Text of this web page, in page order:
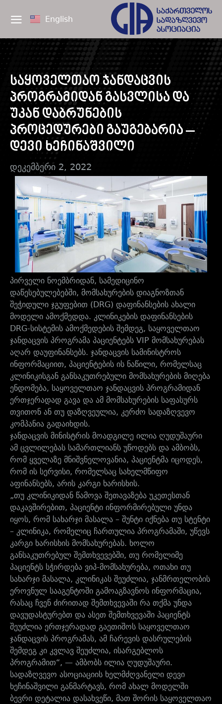
English
საყოველთაო ჯანდაცვის
პროგრამიდან გასვლისა და
უკან დაბრუნების
პროცედურები გაუგებარია –
დევი ხეჩინაშვილი
დეკემბერი 2, 2022
პირველი ნოემბრიდან, სამედიცინო
დაწესებულებებში, მომსახურების დიაგნოზთან
შეჭიდული ჯგუფებით (DRG) დაფინანსების ახალი
მოდელი ამოქმედდა. კლინიკების დაფინანსების
DRG-სისტემის ამოქმედების შემდეგ, საყოველთაო
ჯანდაცვის პროგრამა პაციენტებს VIP მომსახურებას
აღარ დაუფინანსებს. ჯანდაცვის სამინისტროს
ინფორმაციით, პაციენტების ის ნაწილი, რომელსაც
კლინიკისგან განსაკუთრებული მომსახურების მიღება
ენდომება, საყოველთაო ჯანდაცვის პროგრამიდან
ერთჯერადად გავა და ამ მომსახურების საფასურს
თვითონ ან თუ დაზღვეულია, კერძო სადაზღვევო
კომპანია გადაიხდის.
ჯანდაცვის მინისტრის მოადგილე ილია ღუდუშაური
ამ ცვლილებას სამართლიანს უწოდებს და ამბობს,
რომ ყველაზე მნიშვნელოვანია, პაციენტმა იცოდეს,
რომ ის სერვისი, რომელსაც სახელმწიფო
აფინანსებს, არის კარგი ხარისხის.
„თუ კლინიკიდან წამოვა შეთავაზება უკეთესთან
დაკავშირებით, პაციენტი ინფორმირებული უნდა
იყოს, რომ სახარჯი მასალა – შუნტი იქნება თუ სტენტი
– კლინიკა, რომელიც ჩართულია პროგრამაში, უწევს
კარგი ხარისხის მომსახურებას. ხოლო
განსაკუთრებულ შემთხვევებში, თუ რომელიმე
პაციენტს სჭირდება ვიპ-მომსახურება, ოთახი თუ
სახარჯი მასალა, კლინიკას შეუძლია, ჯანმრთელობის
ეროვნულ სააგენტოში გამოაგზავნოს ინფორმაცია,
რასაც ჩვენ ძირითად შემთხვევაში რა თქმა უნდა
დავუდასტურებთ და ასეთ შემთხვევაში პაციენტს
შეუძლია ერთჯერადად გაეთიშოს საყოველთაო
ჯანდაცვის პროგრამას, ამ ჩარევის დასრულების
შემდეგ კი კვლავ შეუძლია, ისარგებლოს
პროგრამით“, — ამბობს ილია ღუდუშაური.
სადაზღვევო ასოციაციის ხელმძღვანელი დევი
ხეჩინაშვილი განმარტავს, რომ ახალ მოდელში
ბევრი დეტალია დასახვეწი, მათ შორის საყოველთაო